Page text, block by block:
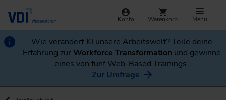
Konto Warenkorb Menü
Wie verändert KI unsere Arbeitswelt? Teile deine
Erfahrung zurWorkforce Transformation und gewinne
eines von fünf Web-Based Trainings.
Zur Umfrage